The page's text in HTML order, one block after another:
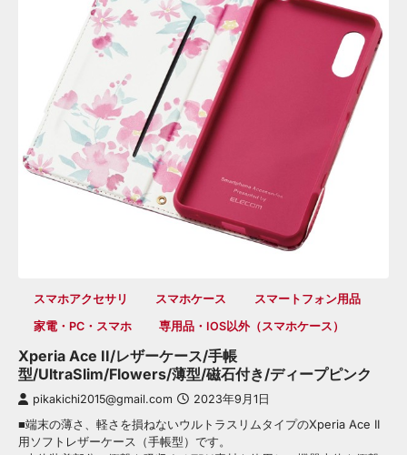
スマホアクセサリ スマホケース
スマートフォン用品
家電・PC・スマホ
専用品・iOS以外（スマホケース）
Xperia Ace II/レザーケース/手帳
型/UltraSlim/Flowers/薄型/磁石付き/ディープピンク
pikakichi2015@gmail.com 2023年9月1日
■端末の薄さ、軽さを損ねないウルトラスリムタイプのXperia Ace II
用ソフトレザーケース（手帳型）です。